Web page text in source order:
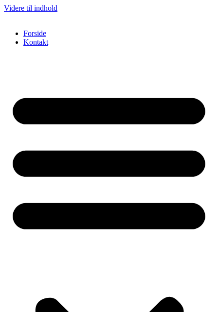
Videre til indhold
Forside
Kontakt